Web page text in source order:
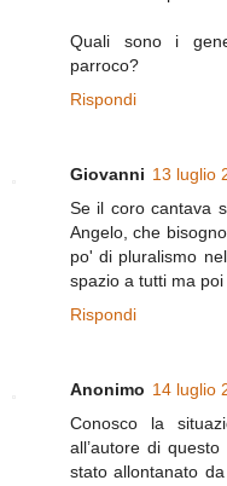
Quali sono i
parroco?
Rispondi
Giovanni 13 luglio
Se il coro cantava
Angelo, che
po' di pluralismo
spazio a tutti ma poi
Rispondi
Anonimo 14 luglio
Conosco la
all’autore di
stato allontanato